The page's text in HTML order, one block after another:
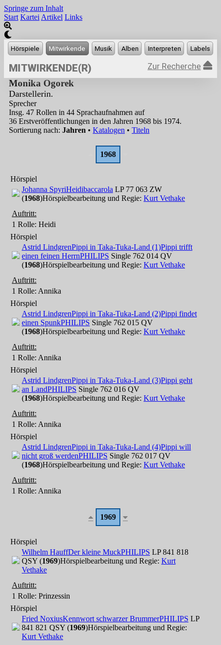
Springe zum Inhalt
Start Kartei Artikel Links
MITWIRKENDE(R) Zur Recherche
Monika Ogorek
Darstellerin.
Sprecher
Insg. 47 Rollen in 44 Sprachaufnahmen auf
36 Erstveröffentlichungen in den Jahren 1968 bis 1974.
Sortierung nach: Jahren • Katalogen • Titeln
1968
Hörspiel
Johanna SpyriHeidibaccarola LP 77 063 ZW
(1968)Hörspielbearbeitung und Regie: Kurt Vethake
Auftritt:
1 Rolle: Heidi
Hörspiel
Astrid LindgrenPippi in Taka-Tuka-Land (1)Pippi trifft
einen feinen HerrnPHILIPS Single 762 014 QV
(1968)Hörspielbearbeitung und Regie: Kurt Vethake
Auftritt:
1 Rolle: Annika
Hörspiel
Astrid LindgrenPippi in Taka-Tuka-Land (2)Pippi findet
einen SpunkPHILIPS Single 762 015 QV
(1968)Hörspielbearbeitung und Regie: Kurt Vethake
Auftritt:
1 Rolle: Annika
Hörspiel
Astrid LindgrenPippi in Taka-Tuka-Land (3)Pippi geht
an LandPHILIPS Single 762 016 QV
(1968)Hörspielbearbeitung und Regie: Kurt Vethake
Auftritt:
1 Rolle: Annika
Hörspiel
Astrid LindgrenPippi in Taka-Tuka-Land (4)Pippi will
nicht groß werdenPHILIPS Single 762 017 QV
(1968)Hörspielbearbeitung und Regie: Kurt Vethake
Auftritt:
1 Rolle: Annika
1969
Hörspiel
Wilhelm HauffDer kleine MuckPHILIPS LP 841 818
QSY (1969)Hörspielbearbeitung und Regie: Kurt
Vethake
Auftritt:
1 Rolle: Prinzessin
Hörspiel
Fried NoxiusKennwort schwarzer BrummerPHILIPS LP
841 821 QSY (1969)Hörspielbearbeitung und Regie:
Kurt Vethake